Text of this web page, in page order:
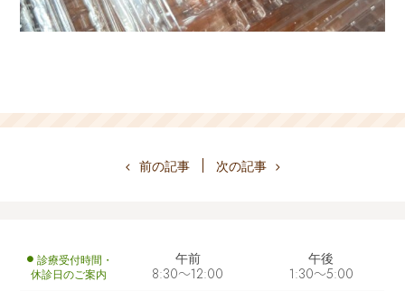
前の記事 次の記事
診療受付時間・
休診日のご案内
午前
8:30～12:00
午後
1:30～5:00